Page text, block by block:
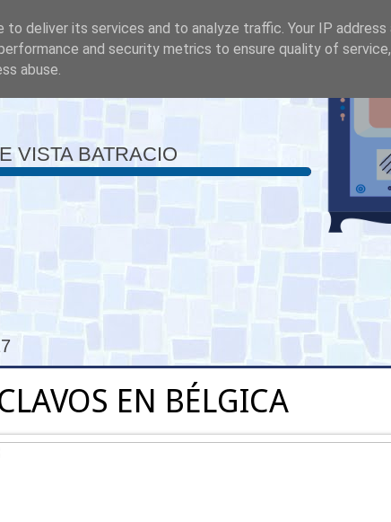
VISTA BATRACIO
EN BÉLGICA
deliver its services and to analyze traffic. Your IP address
and security metrics to ensure quality of
abuse.